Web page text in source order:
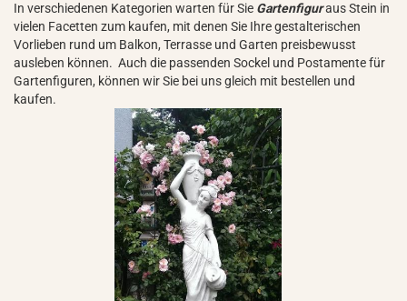
In verschiedenen Kategorien warten für Sie Gartenfiguraus Stein in
vielen Facetten zum kaufen, mit denen Sie Ihre gestalterischen
Vorlieben rund um Balkon, Terrasse und Garten preisbewusst
ausleben können. Auch die passenden Sockel und Postamente für
Gartenfiguren, können wir Sie bei uns gleich mit bestellen und
kaufen.